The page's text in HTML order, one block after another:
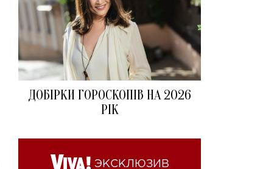
ДОБІРКИ ГОРОСКОПІВ НА 2026
РІК
ЭКСКЛЮЗИВ